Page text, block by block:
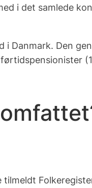
i det samlede
Danmark. Den